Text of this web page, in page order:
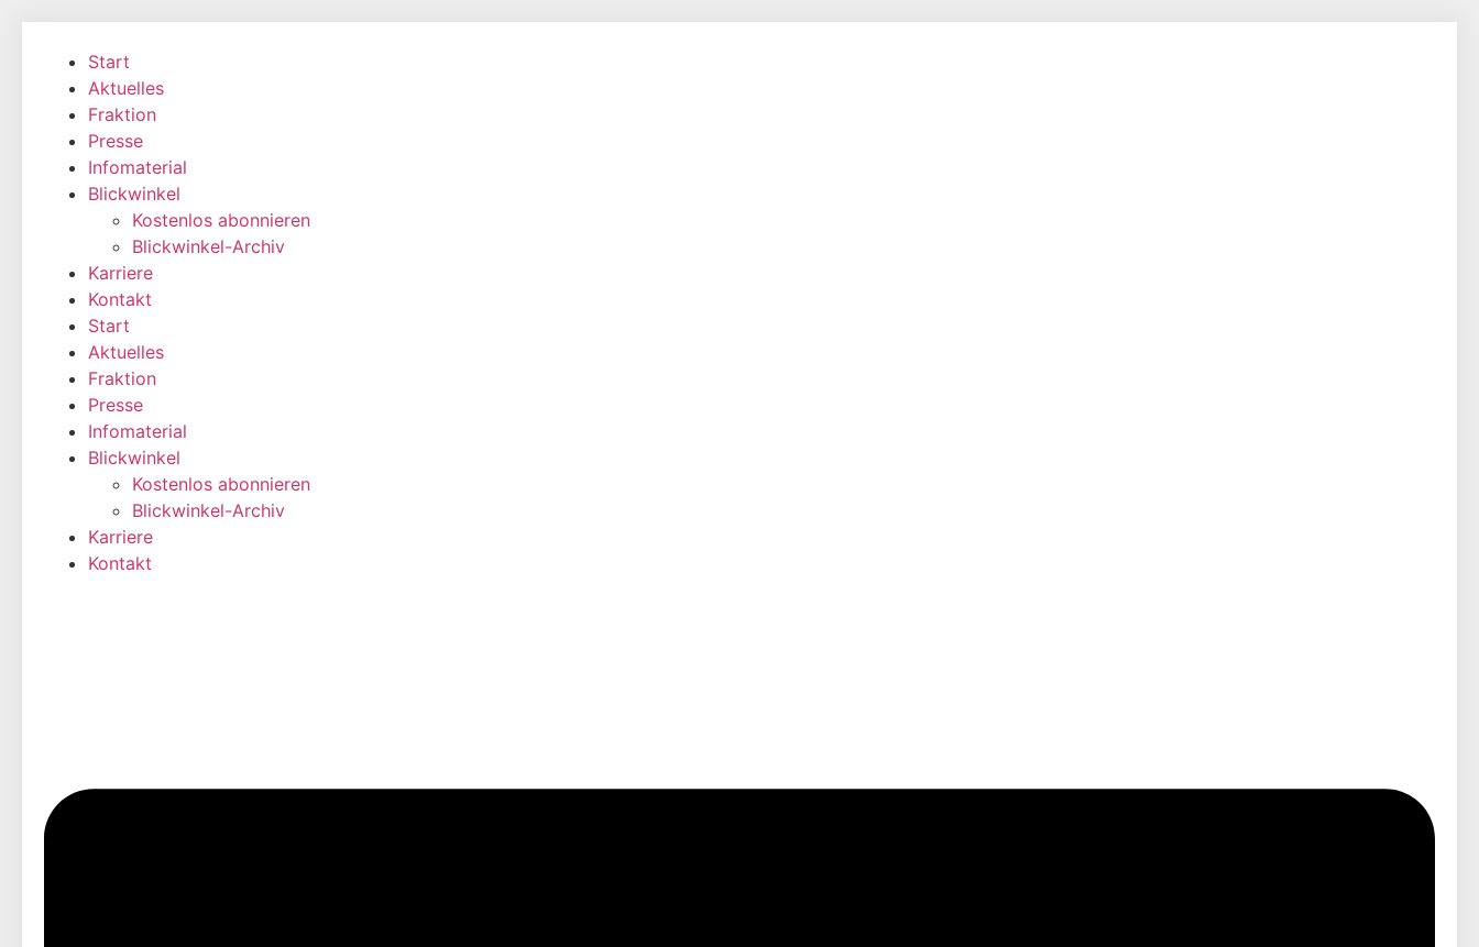
wechseln
Start
Aktuelles
Fraktion
Presse
Infomaterial
Blickwinkel
Kostenlos abonnieren
Blickwinkel-Archiv
Karriere
Kontakt
Start
Aktuelles
Fraktion
Presse
Infomaterial
Blickwinkel
Kostenlos abonnieren
Blickwinkel-Archiv
Karriere
Kontakt